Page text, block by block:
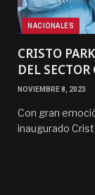
NACIONALES
CRISTO
DEL SECTOR
NOVIEMBRE 8, 2023
Con gran
inaugurado